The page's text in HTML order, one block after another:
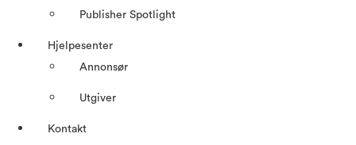
Publisher Spotlight
Hjelpesenter
Annonsør
Utgiver
Kontakt